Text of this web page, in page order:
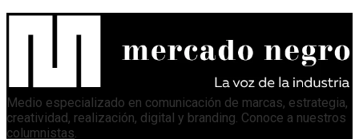
Medio especializado en comunicación de marcas, estrategia,
creatividad, realización, digital y branding. Conoce a nuestros
columnistas.